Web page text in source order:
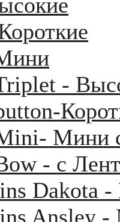
-
Мини
- с
Dakota
Ansley